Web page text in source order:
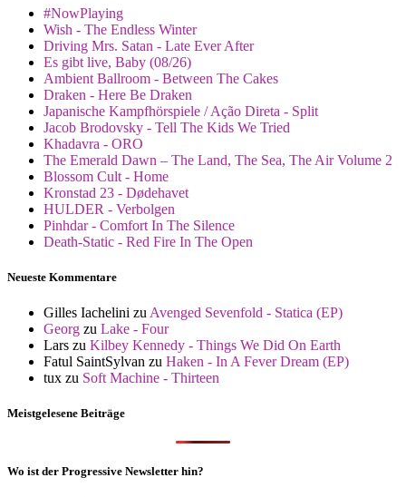
#NowPlaying
Wish - The Endless Winter
Driving Mrs. Satan - Late Ever After
Es gibt live, Baby (08/26)
Ambient Ballroom - Between The Cakes
Draken - Here Be Draken
Japanische Kampfhörspiele / Ação Direta - Split
Jacob Brodovsky - Tell The Kids We Tried
Khadavra - ORO
The Emerald Dawn – The Land, The Sea, The Air Volume 2
Blossom Cult - Home
Kronstad 23 - Dødehavet
HULDER - Verbolgen
Pinhdar - Comfort In The Silence
Death-Static - Red Fire In The Open
Neueste Kommentare
Gilles Iachelini zu Avenged Sevenfold - Statica (EP)
Georg zu Lake - Four
Lars zu Kilbey Kennedy - Things We Did On Earth
Fatul SaintSylvan zu Haken - In A Fever Dream (EP)
tux zu Soft Machine - Thirteen
Meistgelesene Beiträge
Wo ist der Progressive Newsletter hin?